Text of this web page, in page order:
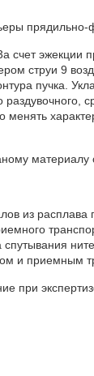
счет
струи 9
пучка.
менять
материалу
из
и приемным
при